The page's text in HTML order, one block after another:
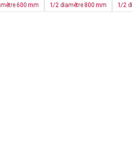
600 mm 1/2 diamètre 800 mm 1/2